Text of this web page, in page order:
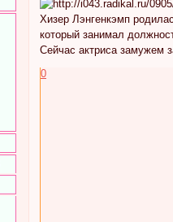
Хизер Лэнгенкэмп
который занимал
Сейчас актриса замужем
0